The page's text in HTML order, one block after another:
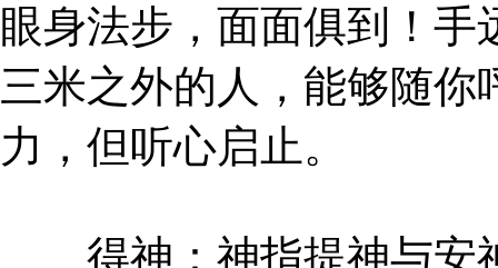
眼身法步，面面俱到！
三米之外的人，能够随
力，但听心启止。
得神：神指提神与安